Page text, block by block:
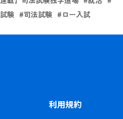
験 #司法試験 #ロー入試
利用規約